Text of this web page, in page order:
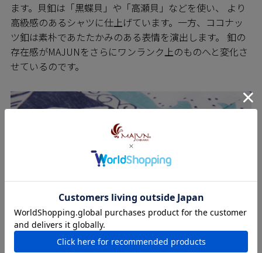
ます。貝釦は「黒蝶貝」や「高瀬貝」などを使い、 より
高級感のあるシャツに仕上げています。一方、ココナッ
ツ釦は素朴であたたかみのある表情を演出します。 釦の
存在感がMAJUNをさらにワンランク上のものへと変化さ
せているのです。
SEWING 縫製のこだわり